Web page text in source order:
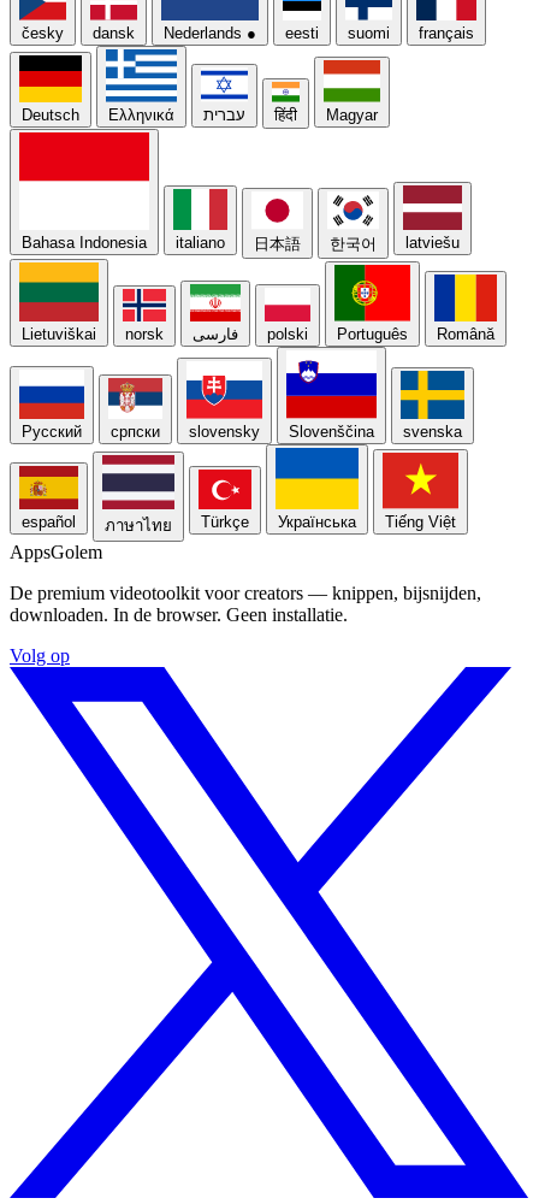
česky dansk Nederlands ● eesti suomi français
Deutsch Ελληνικά עברית हिंदी Magyar
Bahasa Indonesia italiano 日本語 한국어 latviešu
Lietuviškai norsk فارسی polski Português Română
Русский српски slovensky Slovenščina svenska
español ภาษาไทย Türkçe Українська Tiếng Việt
AppsGolem
De premium videotoolkit voor creators — knippen, bijsnijden,
downloaden. In de browser. Geen installatie.
Volg op